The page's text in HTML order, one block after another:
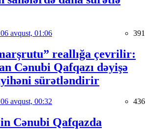
06 avqust, 01:06 391
reallığa çevrilir:
Cənubi Qafqazı dəyişə
sürətləndirir
06 avqust, 00:32 436
Cənubi Qafqazda